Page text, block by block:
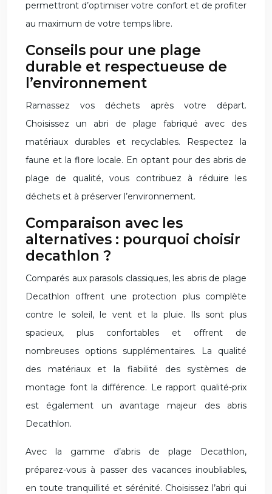
permettront d’optimiser votre confort et de profiter
au maximum de votre temps libre.
Conseils pour une plage
durable et respectueuse de
l’environnement
Ramassez vos déchets après votre départ.
Choisissez un abri de plage fabriqué avec des
matériaux durables et recyclables. Respectez la
faune et la flore locale. En optant pour des abris de
plage de qualité, vous contribuez à réduire les
déchets et à préserver l’environnement.
Comparaison avec les
alternatives : pourquoi choisir
decathlon ?
Comparés aux parasols classiques, les abris de plage
Decathlon offrent une protection plus complète
contre le soleil, le vent et la pluie. Ils sont plus
spacieux, plus confortables et offrent de
nombreuses options supplémentaires. La qualité
des matériaux et la fiabilité des systèmes de
montage font la différence. Le rapport qualité-prix
est également un avantage majeur des abris
Decathlon.
Avec la gamme d’abris de plage Decathlon,
préparez-vous à passer des vacances inoubliables,
en toute tranquillité et sérénité. Choisissez l’abri qui